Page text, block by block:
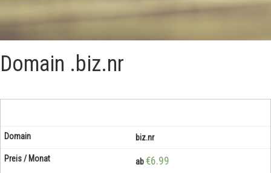
Domain .biz.nr
biz.nr
ab€6.99